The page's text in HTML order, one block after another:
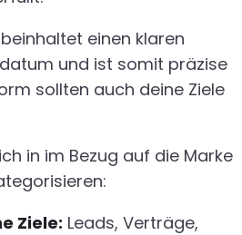
einen klaren
und ist somit präzise
sollten auch deine Ziele
in im Bezug auf die Marke
Ziele: Leads, Verträge,